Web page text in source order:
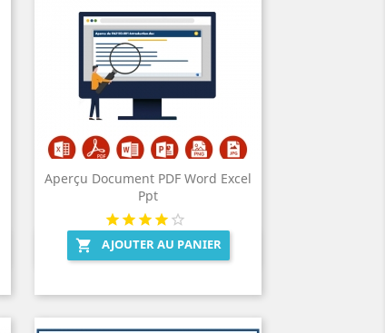
Aperçu Document PDF Word Excel
Ppt
 AJOUTER AU PANIER
Aperçu rapide